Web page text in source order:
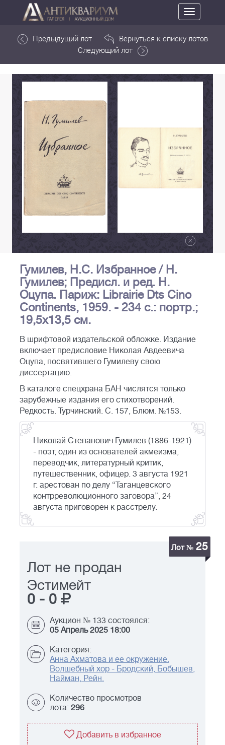
Toggle
navigation
Предыдущий лот
Вернуться к списку лотов
Следующий лот
Гумилев, Н.С. Избранное / Н.
Гумилев; Предисл. и ред. Н.
Оцупа. Париж: Librairie Dts Cino
Continents, 1959. - 234 c.: портр.;
19,5х13,5 см.
В шрифтовой издательской обложке. Издание
включает предисловие Николая Авдеевича
Оцупа, посвятившего Гумилеву свою
диссертацию.
В каталоге спецхрана БАН числятся только
зарубежные издания его стихотворений.
Редкость. Турчинский. С. 157, Блюм. №153.
Николай Степанович Гумилев (1886-1921)
- поэт, один из основателей акмеизма,
переводчик, литературный критик,
путешественник, офицер. 3 августа 1921
г. арестован по делу “Таганцевского
контрреволюционного заговора”, 24
августа приговорен к расстрелу.
Лот № 25
Лот не продан
Эстимейт
0 - 0
Аукцион № 133 состоялся:
05 Апрель 2025 18:00
Категория:
Анна Ахматова и ее окружение.
Волшебный хор - Бродский, Бобышев,
Найман, Рейн.
Количество просмотров
лота: 296
Добавить в избранное